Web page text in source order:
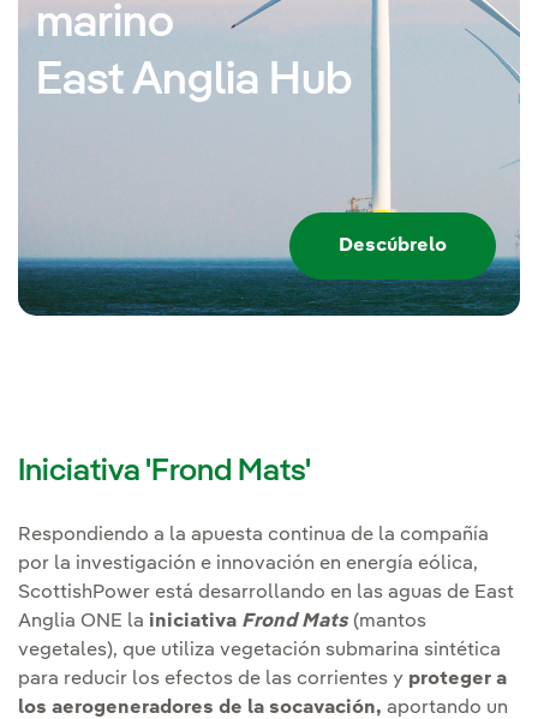
marino
East Anglia Hub
Descúbrelo
Iniciativa 'Frond Mats'
Respondiendo a la apuesta continua de la compañía
por la investigación e innovación en energía eólica,
ScottishPower está desarrollando en las aguas de East
Anglia ONE la iniciativa Frond Mats(mantos
vegetales), que utiliza vegetación submarina sintética
para reducir los efectos de las corrientes y proteger a
los aerogeneradores de la socavación, aportando un